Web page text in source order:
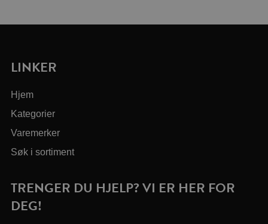
LINKER
Hjem
Kategorier
Varemerker
Søk i sortiment
TRENGER DU HJELP? VI ER HER FOR
DEG!